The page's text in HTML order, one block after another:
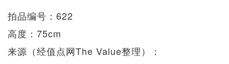
拍品编号：622
高度：75cm
来源（经值点网The Value整理）：